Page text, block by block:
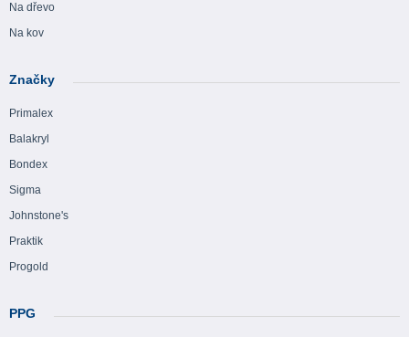
Na dřevo
Na kov
Značky
Primalex
Balakryl
Bondex
Sigma
Johnstone's
Praktik
Progold
PPG